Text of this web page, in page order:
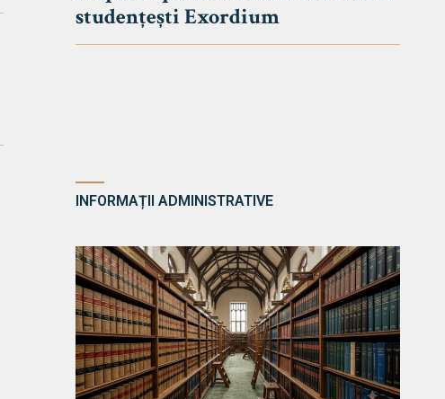
studențești Exordium
INFORMAȚII ADMINISTRATIVE